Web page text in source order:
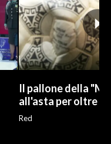
Il pallone della
all'asta per oltre
Red